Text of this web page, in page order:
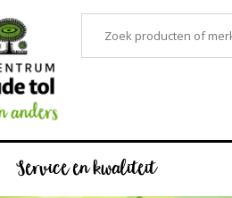
Service en kwaliteit